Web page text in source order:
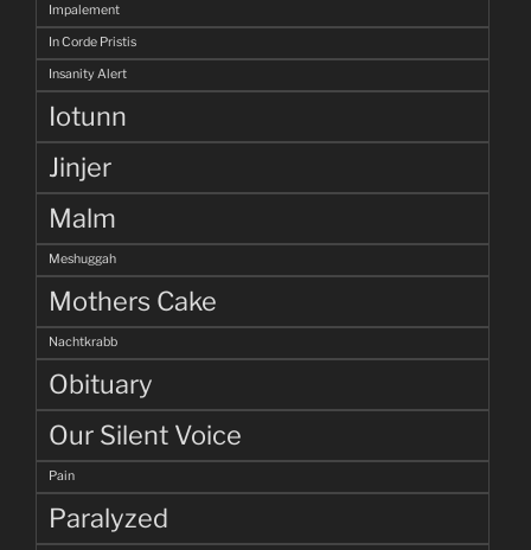
Impalement
In Corde Pristis
Insanity Alert
Iotunn
Jinjer
Malm
Meshuggah
Mothers Cake
Nachtkrabb
Obituary
Our Silent Voice
Pain
Paralyzed